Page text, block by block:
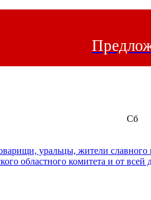
Сб
уральцы, жители
областного комитета и от